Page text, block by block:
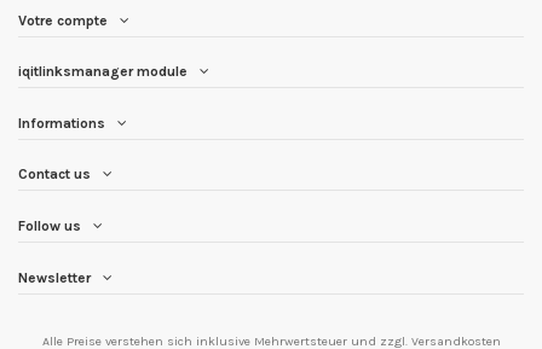
Votre compte
iqitlinksmanager module
Informations
Contact us
Follow us
Newsletter
Alle Preise verstehen sich inklusive Mehrwertsteuer und zzgl. Versandkosten